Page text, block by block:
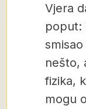
Vjera
poput:
nešto,
fizika,
mogu